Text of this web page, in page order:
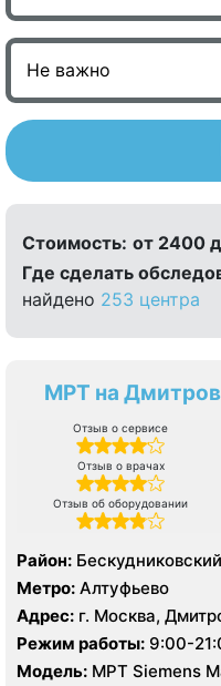
Стоимость: от 2400
Где сделать
найдено 253 центра
МРТ на
Отзыв о сервисе
Отзыв о врачах
Отзыв об оборудовании
Район: Бескудниковский
Метро: Алтуфьево
Адрес: г. Москва,
Режим работы: 9:00-
Модель: